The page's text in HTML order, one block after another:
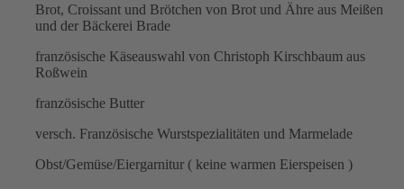
Brot, Croissant und Brötchen von Brot und Ähre aus Meißen
und der Bäckerei Brade
französische Käseauswahl von Christoph Kirschbaum aus
Roßwein
französische Butter
versch. Französische Wurstspezialitäten und Marmelade
Obst/Gemüse/Eiergarnitur ( keine warmen Eierspeisen )